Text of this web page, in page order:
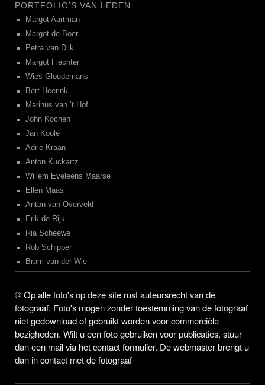
PORTFOLIO’S VAN LEDEN
Margot Aartman
Margot de Boer
Petra van Dijk
Margot Fiechter
Wies Gloudemans
Bert Heerink
Marinus van ’t Hof
John Kochen
Jan Koole
Adrie Kraan
Anton Kuckartz
Willem Eveleens Maarse
Ellen Maas
Anton van Overveld
Erik de Rijk
Ria Scheewe
Rob Schipper
Bram van der Wie
©Op alle foto's op deze site rust auteursrecht van de
fotograaf. Foto's mogen zonder toestemming van de fotograaf
niet gedownload of gebruikt worden voor commerciële
bezigheden. Wilt u een foto gebruiken voor publicaties, stuur
dan een mail via het contact formulier. De webmaster brengt u
dan in contact met de fotograaf